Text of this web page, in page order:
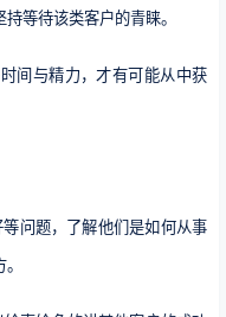
等待该类客户的青睐。
间与精力，才有可能从中获
问题，了解他们是如何从事